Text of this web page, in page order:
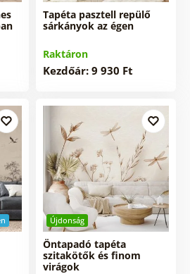
Tapéta pasztell repülő
sárkányok az égen
Raktáron
Kezdőár: 9 930 Ft
Újdonság
Öntapadó tapéta
szitakötők és finom
virágok